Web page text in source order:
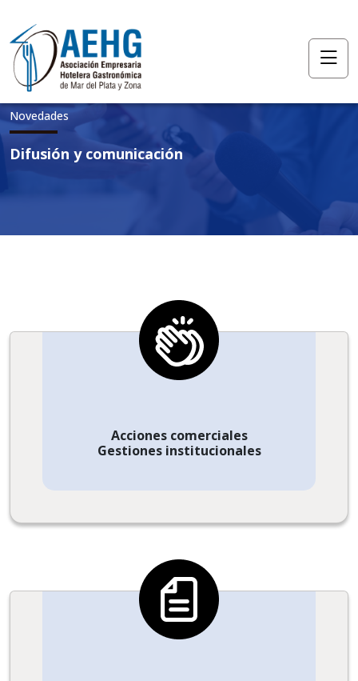
Novedades
Difusión y comunicación
Acciones comerciales
Gestiones institucionales